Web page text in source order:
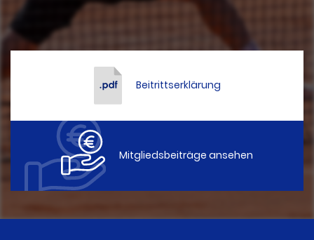
Beitrittserklärung
Mitgliedsbeiträge ansehen